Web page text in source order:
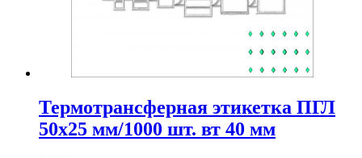
Термотрансферная этикетка ПГЛ
50х25 мм/1000 шт. вт 40 мм